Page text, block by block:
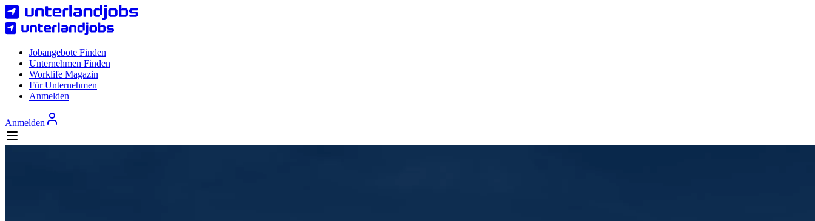
Jobangebote Finden
Unternehmen Finden
Worklife Magazin
Für Unternehmen
Anmelden
Anmelden